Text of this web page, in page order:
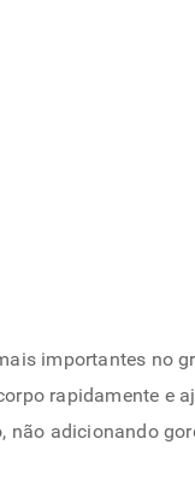
importantes no
rapidamente e
não adicionando